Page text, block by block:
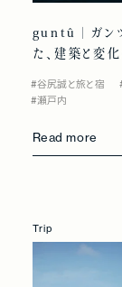
guntû｜ガン
た、建築と変化
#谷尻誠と旅と宿
#瀬戸内
Read more
Trip